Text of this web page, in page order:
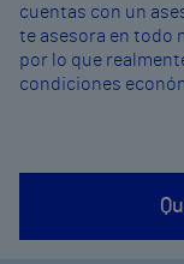
cuentas con un
te asesora en todo
por lo que
condiciones